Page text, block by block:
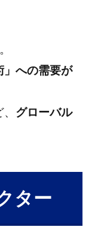
」への需要が
グローバル
ター